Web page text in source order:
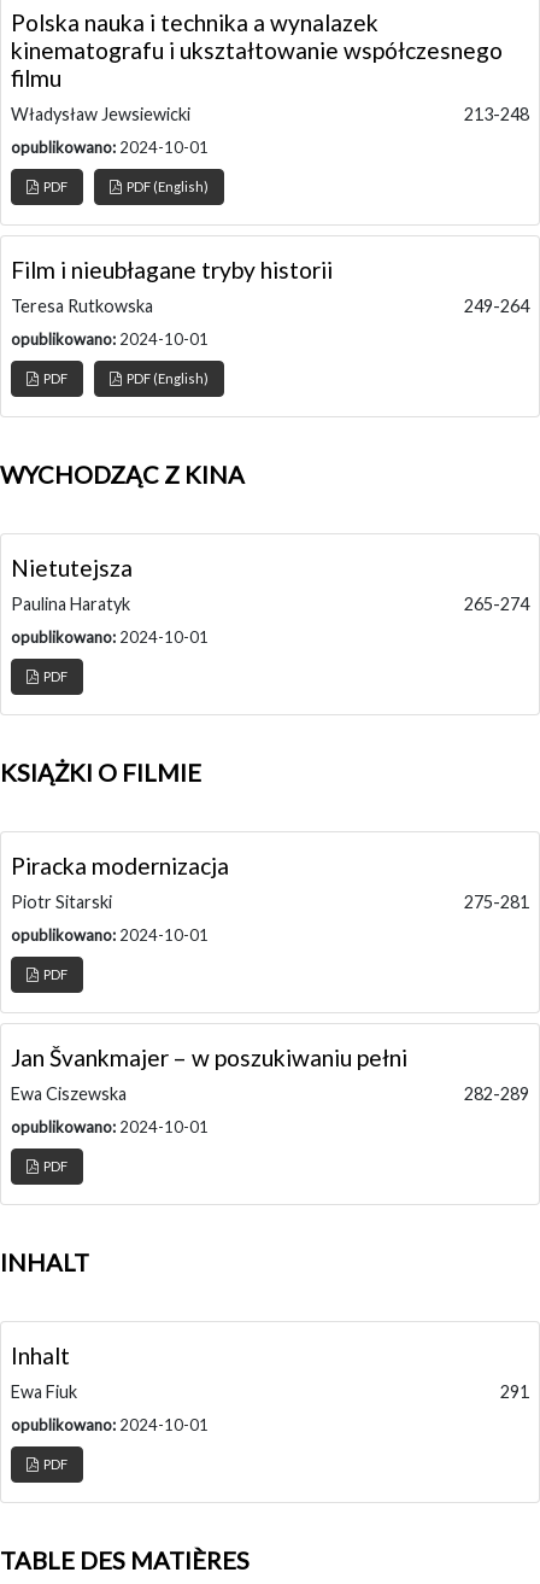
Polska nauka i technika a wynalazek
kinematografu i ukształtowanie współczesnego
filmu
Władysław Jewsiewicki 213-248
opublikowano: 2024-10-01
PDF PDF (English)
Film i nieubłagane tryby historii
Teresa Rutkowska 249-264
opublikowano: 2024-10-01
PDF PDF (English)
WYCHODZĄC Z KINA
Nietutejsza
Paulina Haratyk 265-274
opublikowano: 2024-10-01
PDF
KSIĄŻKI O FILMIE
Piracka modernizacja
Piotr Sitarski 275-281
opublikowano: 2024-10-01
PDF
Jan Švankmajer – w poszukiwaniu pełni
Ewa Ciszewska 282-289
opublikowano: 2024-10-01
PDF
INHALT
Inhalt
Ewa Fiuk 291
opublikowano: 2024-10-01
PDF
TABLE DES MATIÈRES